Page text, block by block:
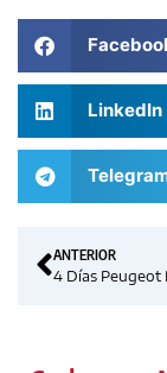
LinkedIn
ANTERIOR
4 Días Peugeot